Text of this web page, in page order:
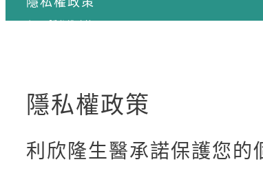
隱私權政策
利欣隆生醫承諾保護您的